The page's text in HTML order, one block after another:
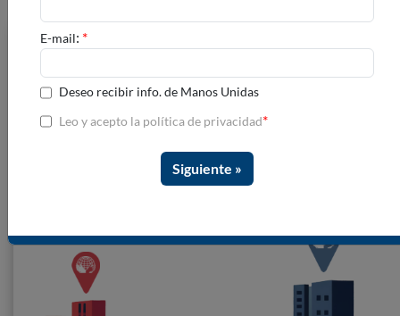
Hazte voluntario
Si crees que "una gota no hace océano, pero..." Si apuestas por el
desarrollo de los pueblos...
E-mail: *
Deseo recibir info. de Manos Unidas
Leo y acepto la política de privacidad*